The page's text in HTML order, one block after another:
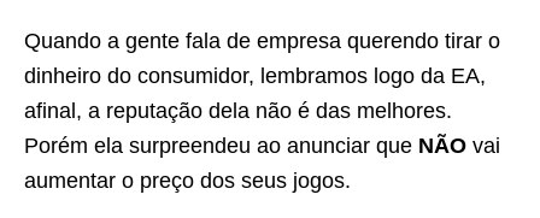
Quando a gente fala de empresa querendo tirar o
dinheiro do consumidor, lembramos logo da EA,
afinal, a reputação dela não é das melhores.
Porém ela surpreendeu ao anunciar que NÃO vai
aumentar o preço dos seus jogos.